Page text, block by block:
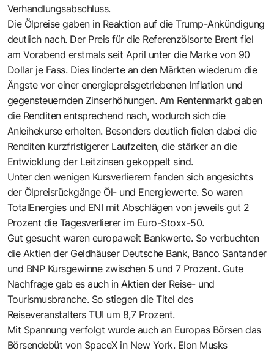
Verhandlungsabschluss.
Die Ölpreise gaben in Reaktion auf die Trump-Ankündigung
deutlich nach. Der Preis für die Referenzölsorte Brent fiel
am Vorabend erstmals seit April unter die Marke von 90
Dollar je Fass. Dies linderte an den Märkten wiederum die
Ängste vor einer energiepreisgetriebenen Inflation und
gegensteuernden Zinserhöhungen. Am Rentenmarkt gaben
die Renditen entsprechend nach, wodurch sich die
Anleihekurse erholten. Besonders deutlich fielen dabei die
Renditen kurzfristigerer Laufzeiten, die stärker an die
Entwicklung der Leitzinsen gekoppelt sind.
Unter den wenigen Kursverlierern fanden sich angesichts
der Ölpreisrückgänge Öl- und Energiewerte. So waren
TotalEnergies und ENI mit Abschlägen von jeweils gut 2
Prozent die Tagesverlierer im Euro-Stoxx-50.
Gut gesucht waren europaweit Bankwerte. So verbuchten
die Aktien der Geldhäuser Deutsche Bank, Banco Santander
und BNP Kursgewinne zwischen 5 und 7 Prozent. Gute
Nachfrage gab es auch in Aktien der Reise- und
Tourismusbranche. So stiegen die Titel des
Reiseveranstalters TUI um 8,7 Prozent.
Mit Spannung verfolgt wurde auch an Europas Börsen das
Börsendebüt von SpaceX in New York. Elon Musks